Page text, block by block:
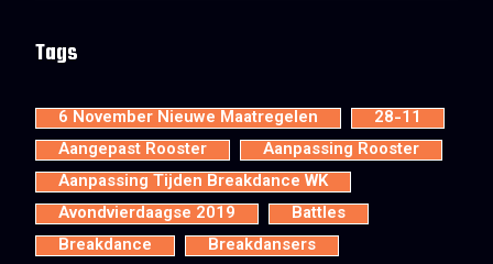
Tags
6 November Nieuwe Maatregelen
28-11
Aangepast Rooster
Aanpassing Rooster
Aanpassing Tijden Breakdance WK
Avondvierdaagse 2019
Battles
Breakdance
Breakdansers